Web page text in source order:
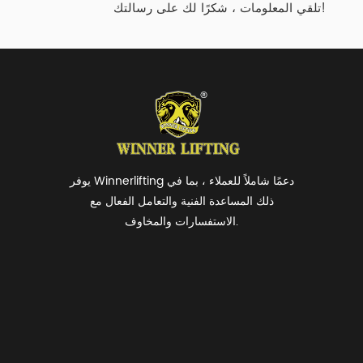
تلقي المعلومات ، شكرًا لك على رسالتك!
يوفر Winnerlifting دعمًا شاملاً للعملاء ، بما في
ذلك المساعدة الفنية والتعامل الفعال مع
الاستفسارات والمخاوف.